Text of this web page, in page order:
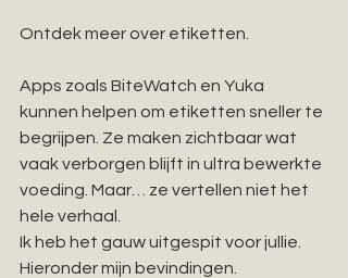
Ontdek meer over etiketten.
Apps zoals BiteWatch en Yuka
kunnen helpen om etiketten sneller te
begrijpen. Ze maken zichtbaar wat
vaak verborgen blijft in ultra bewerkte
voeding. Maar… ze vertellen niet het
hele verhaal.
Ik heb het gauw uitgespit voor jullie.
Hieronder mijn bevindingen.